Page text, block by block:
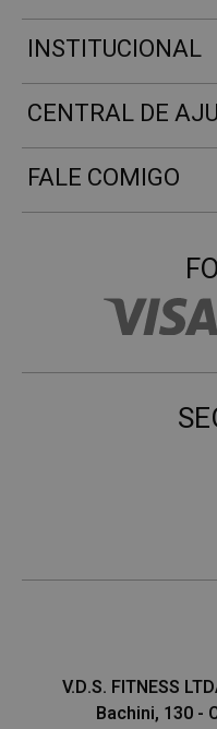
INSTITUCIONAL
CENTRAL DE
FALE COMIGO
V.D.S. FITNESS
Bachini, 130 -